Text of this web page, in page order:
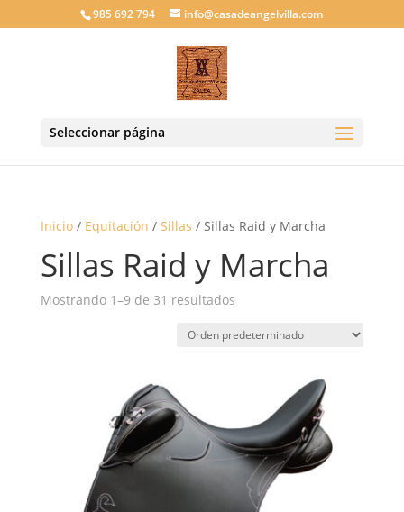
985 692 794 info@casadeangelvilla.com
Seleccionar página
Inicio/ Equitación / Sillas / Sillas Raid y Marcha
Sillas Raid y Marcha
Mostrando 1–9 de 31 resultados